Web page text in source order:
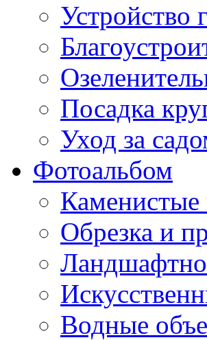
Устройство
Посадка
Уход за
Фотоальбом
Каменистые
Обрезка и
Водные